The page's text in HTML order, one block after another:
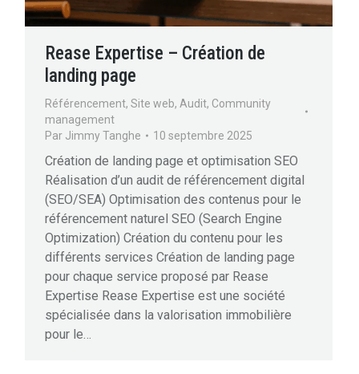
Rease Expertise – Création de
landing page
Référencement,Site web, Audit, Community
management
Par Jimmy Tanghe 10 septembre 2025
Création de landing page et optimisation SEO
Réalisation d’un audit de référencement digital
(SEO/SEA) Optimisation des contenus pour le
référencement naturel SEO (Search Engine
Optimization) Création du contenu pour les
différents services Création de landing page
pour chaque service proposé par Rease
Expertise Rease Expertise est une société
spécialisée dans la valorisation immobilière
pour le…